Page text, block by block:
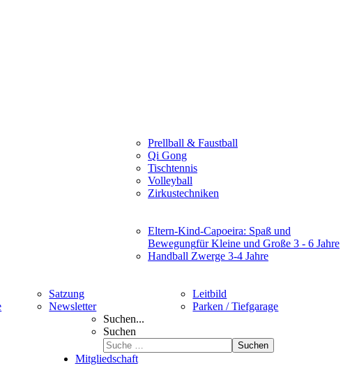
Prellball & Faustball
Qi Gong
Tischtennis
Volleyball
Zirkustechniken
Eltern-Kind-Capoeira: Spaß und
Bewegungfür Kleine und Große 3 - 6 Jahre
Handball Zwerge 3-4 Jahre
Satzung
Leitbild
Newsletter
Parken / Tiefgarage
Suchen...
Suchen
Suchen
Mitgliedschaft